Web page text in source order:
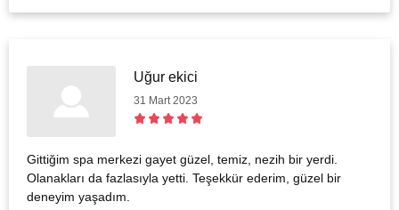
Uğur ekici
31 Mart 2023
Gittiğim spa merkezi gayet güzel, temiz, nezih bir yerdi.
Olanakları da fazlasıyla yetti. Teşekkür ederim, güzel bir
deneyim yaşadım.